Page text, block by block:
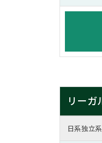
リーガ
日系独立